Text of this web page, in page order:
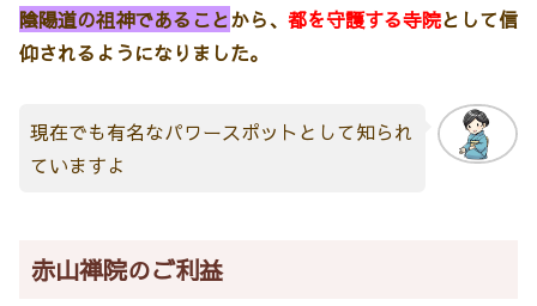
陰陽道の祖神であることから、 都を守護する寺院として信
仰されるようになりました。
現在でも有名なパワースポットとして知られ
ていますよ
赤山禅院のご利益